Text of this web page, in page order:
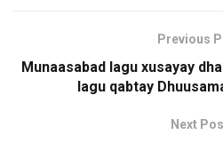
Previous
Munaasabad lagu xusayay
lagu qabtay
Next